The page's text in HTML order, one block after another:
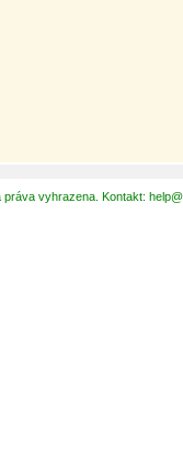
vyhrazena. Kontakt: